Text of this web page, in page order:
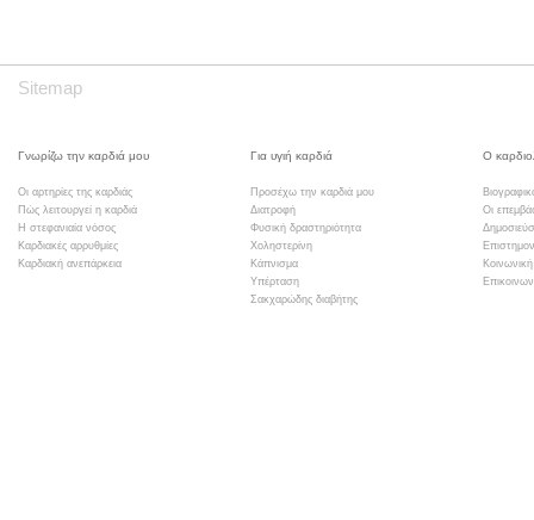
Sitemap
Γνωρίζω την καρδιά μου
Οι αρτηρίες της καρδιάς
Πώς λειτουργεί η καρδιά
Η στεφανιαία νόσος
Καρδιακές αρρυθμίες
Καρδιακή ανεπάρκεια
Για υγιή καρδιά
Προσέχω την καρδιά μου
Διατροφή
Φυσική δραστηριότητα
Χοληστερίνη
Κάπνισμα
Υπέρταση
Σακχαρώδης διαβήτης
Ο
Οι